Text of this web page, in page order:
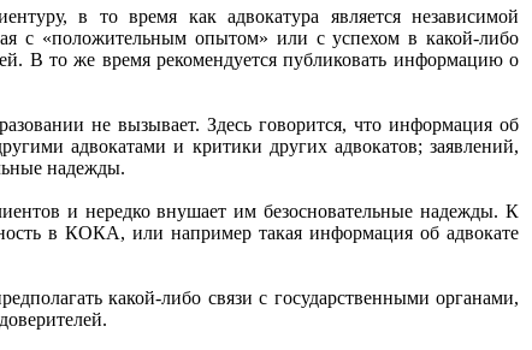
в то время как адвокатура является независимой
с «положительным опытом» или с успехом в какой-либо
В то же время рекомендуется публиковать информацию о
не вызывает. Здесь говорится, что информация об
адвокатами и критики других адвокатов; заявлений,
надежды.
и нередко внушает им безосновательные надежды. К
в КОКА, или например такая информация об адвокате
какой-либо связи с государственными органами,